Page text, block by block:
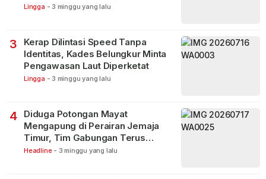
Lingga - 3 minggu yang lalu
3
Kerap Dilintasi Speed Tanpa
Identitas, Kades Belungkur Minta
Pengawasan Laut Diperketat
Lingga - 3 minggu yang lalu
4
Diduga Potongan Mayat
Mengapung di Perairan Jemaja
Timur, Tim Gabungan Terus
Lakukan Pencarian
Headline - 3 minggu yang lalu